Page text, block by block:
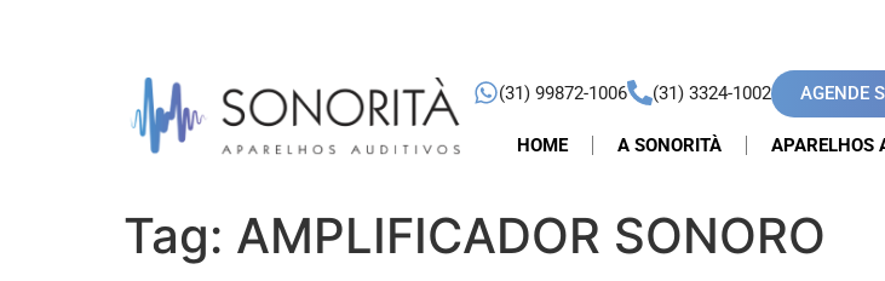
(31) 99872-1006 (31) 3324-1002 AGENDE
HOME A SONORITÀ APARELHOS
Tag: AMPLIFICADOR SONORO